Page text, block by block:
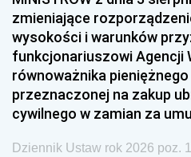
1954 1953
1951 1950
1948 1947
1945 1944
1938 1937
1935 1934
zmieniające
wysokości i warunków
funkcjonariuszowi Agencji
równoważnika
przeznaczonej na zakup
cywilnego w zamian za
Dziennik Ustaw rok 2026 poz.